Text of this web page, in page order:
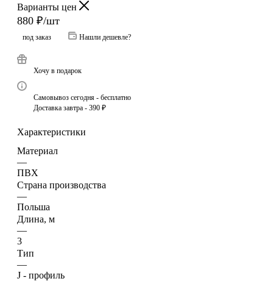
Варианты цен
880 ₽/шт
под заказ Нашли дешевле?
Хочу в подарок
Самовывоз сегодня - бесплатно
Доставка завтра - 390 ₽
Характеристики
Материал
—
ПВХ
Страна производства
—
Польша
Длина, м
—
3
Тип
—
J - профиль